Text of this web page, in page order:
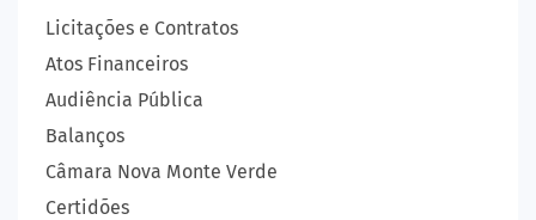
Licitações e Contratos
Atos Financeiros
Audiência Pública
Balanços
Câmara Nova Monte Verde
Certidões